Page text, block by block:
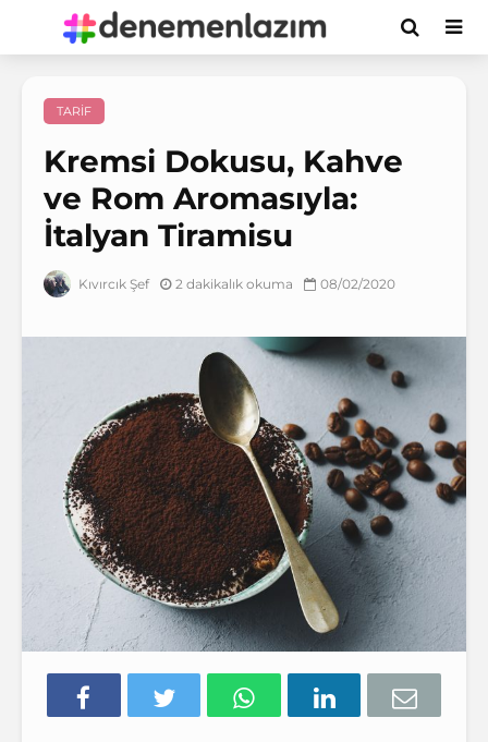
TARIF
Kremsi Dokusu, Kahve
ve Rom Aromasıyla:
İtalyan Tiramisu
Kıvırcık Şef 2 dakikalık okuma 08/02/2020